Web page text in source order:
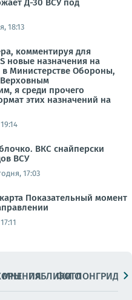
Д-30 ВСУ под
18:13
комментируя для
новые назначения на
Министерстве Обороны,
я среди прочего
этих назначений на
ВКС снайперски
ВСУ
17:03
Показательный момент
МНЕНИЯПАБЛИКИ
ФОТОЛОНГРИДЫ